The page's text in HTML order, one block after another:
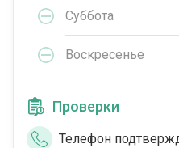
Суббота
Воскресенье
Проверки
Телефон